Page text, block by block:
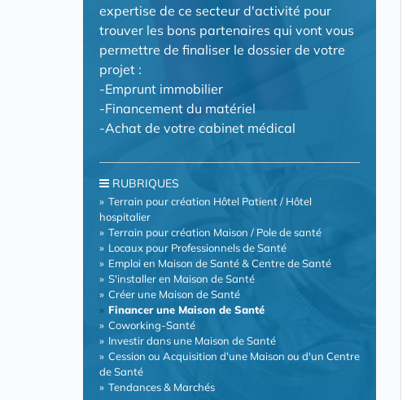
expertise de ce secteur d'activité pour
trouver les bons partenaires qui vont vous
permettre de finaliser le dossier de votre
projet :
-Emprunt immobilier
-Financement du matériel
-Achat de votre cabinet médical
RUBRIQUES
Terrain pour création Hôtel Patient / Hôtel
hospitalier
Terrain pour création Maison / Pole de santé
Locaux pour Professionnels de Santé
Emploi en Maison de Santé & Centre de Santé
S'installer en Maison de Santé
Créer une Maison de Santé
Financer une Maison de Santé
Coworking-Santé
Investir dans une Maison de Santé
Cession ou Acquisition d'une Maison ou d'un Centre
de Santé
Tendances & Marchés